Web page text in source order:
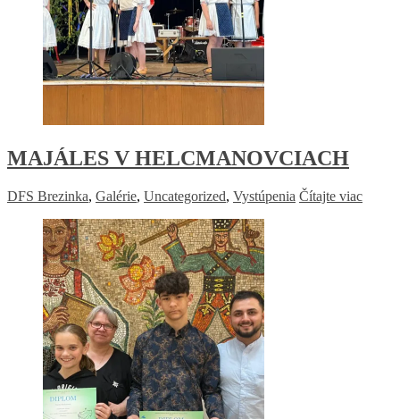
MAJÁLES V HELCMANOVCIACH
DFS Brezinka, Galérie, Uncategorized, Vystúpenia Čítajte viac